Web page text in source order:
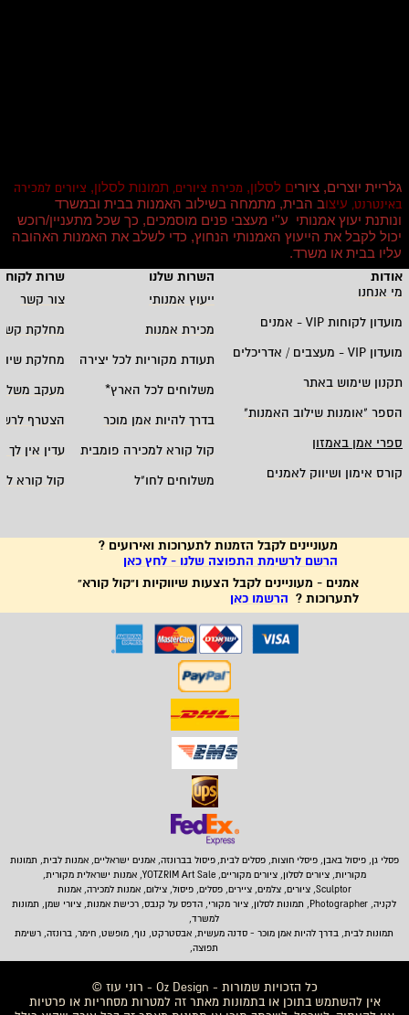
גלריית יוצרים, ציורים לסלון, מכירת ציורים, תמונות לסלון, ציורים למכירה
באינטרנט, עיצוב הבית, מתמחה בשילוב האמנות בבית ובמשרד
ונותנת יעוץ אמנותי ע''י מעצבי פנים מוסמכים, כך שכל מתעניין/רוכש
יכול לקבל את הייעוץ האמנותי הנחוץ, כדי לשלב את האמנות האהובה
עליו בבית או משרד.
כל הזכויות שמורות - Oz Design - רוני עוז ©
אין להשתמש בתוכן או בתמונות מאתר זה למטרות מסחריות או פרטיות
פסלי גן, פיסול באבן, פיסלי חוצות, פסלים לבית,פיסול בברונזה, אמנים ישראליים, אמנות לבית, תמונות
מקוריות, ציורים לסלון, ציורים מקוריים, YOTZRIM Art Sale, אמנות ישראלית מקורית,
Sculptor, ציורים, צלמים, ציירים, פסלים, פיסול, צילום, אמנות למכירה, אמנות
לקניה, Photographer, תמונות לסלון, ציור מקורי, הדפס על קנבס, רכישת אמנות, ציורי שמן, תמונות
למשרד,
תמונות לבית, בדרך להיות אמן מוכר - סדנה מעשית, אבסטרקט, נוף, מופשט, חימר, ברונזה, רשימת
תפוצה,
אודות השרות שלנו
שרות
מי אנחנו
ייעוץ אמנותי
צור קשר
מועדון לקוחותVIP - אמנים מכירת אמנות
מחלקת
מועדון
מעצבים / אדריכלים תעודת מקוריות לכל יצירה
מחלקת
תקנון שימוש באתר
משלוחים לכל הארץ*
מעקב
הספר "אומנות שילוב האמנות" בדרך להיות אמן מוכר
הצטרף
ספרי אמן באמזון
קול קורא למכירה פומבית
עדין אין לך
קורס אימון ושיווק לאמנים
משלוחים לחו"ל קול קורא
מעוניינים לקבל הזמנות לתערוכות ואירועים ?
הרשם לרשימת התפוצה שלנו - לחץ כאן
אמנים - מעוניינים לקבל הצעות שיווקיות ו"קול קורא"
לתערוכות ? הרשמו כאן